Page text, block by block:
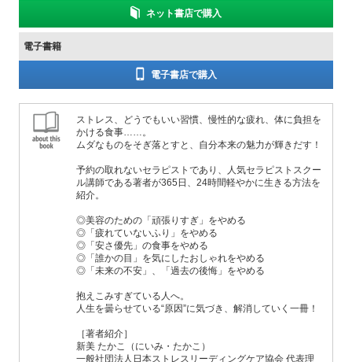
ネット書店で購入
電子書籍
電子書店で購入
ストレス、どうでもいい習慣、慢性的な疲れ、体に負担を
かける食事……。
ムダなものをそぎ落とすと、自分本来の魅力が輝きだす！
予約の取れないセラピストであり、人気セラピストスクー
ル講師である著者が365日、24時間軽やかに生きる方法を
紹介。
◎美容のための「頑張りすぎ」をやめる
◎「疲れていないふり」をやめる
◎「安さ優先」の食事をやめる
◎「誰かの目」を気にしたおしゃれをやめる
◎「未来の不安」、「過去の後悔」をやめる
抱えこみすぎている人へ。
人生を曇らせている“原因”に気づき、解消していく一冊！
［著者紹介］
新美 たかこ（にいみ・たかこ）
一般社団法人日本ストレスリーディングケア協会 代表理